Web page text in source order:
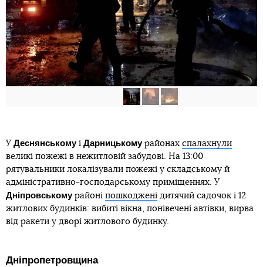
У Деснянському і Дарницькому районах спалахнули
великі пожежі в нежитловій забудові. На 13:00
рятувальники локалізували пожежі у складському й
адміністративно-господарському приміщеннях. У
Дніпровському районі пошкоджені дитячий садочок і 12
житлових будинків: вибиті вікна, понівечені автівки, вирва
від ракети у дворі житлового будинку.
Дніпропетровщина